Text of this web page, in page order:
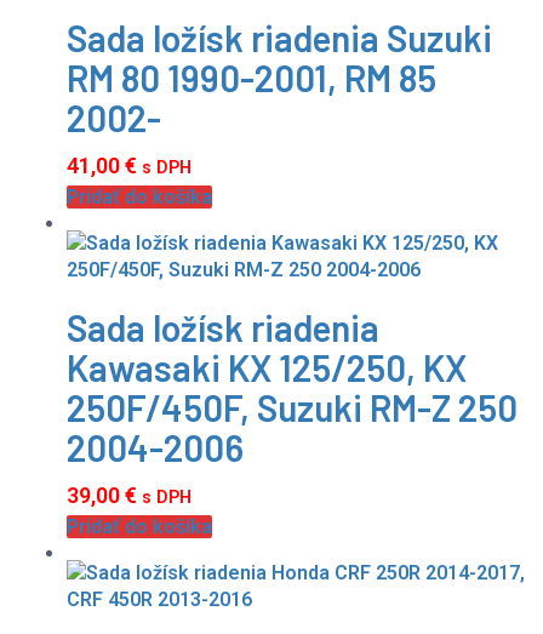
Sada ložísk riadenia Suzuki
RM 80 1990-2001, RM 85
2002-
41,00€ s DPH
Pridať do košíka
Sada ložísk riadenia
Kawasaki KX 125/250, KX
250F/450F, Suzuki RM-Z 250
2004-2006
39,00€ s DPH
Pridať do košíka